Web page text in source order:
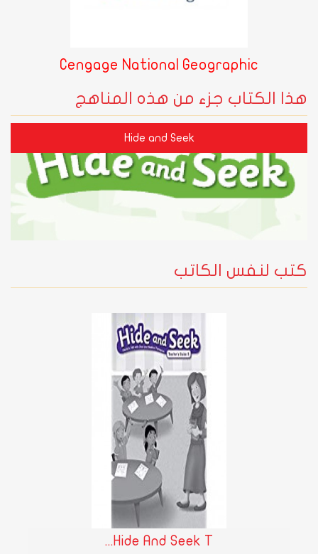
Cengage National Geographic
هذا الكتاب جزء من هذه المناهج
Hide and Seek
كتب لنفس الكاتب
Hide And Seek T...